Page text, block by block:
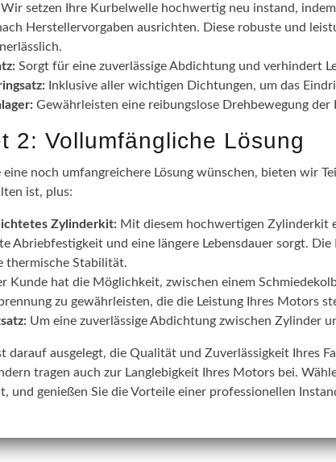
Wir setzen Ihre Kurbelwelle hochwertig neu instand,
Herstellervorgaben ausrichten. Diese robuste und
Sorgt für eine zuverlässige Abdichtung und verhindert
Inklusive aller wichtigen Dichtungen, um das
Gewährleisten eine reibungslose Drehbewegung
2: Vollumfängliche Lösung
eine noch umfangreichere Lösung wünschen, bieten wir
ist, plus:
Zylinderkit: Mit diesem hochwertigen Zylinderkit
Abriebfestigkeit und eine längere Lebensdauer sorgt.
thermische Stabilität.
Kunde hat die Möglichkeit, zwischen einem
zu gewährleisten, die die Leistung Ihres Motors
Um eine zuverlässige Abdichtung zwischen Zylinder
darauf ausgelegt, die Qualität und Zuverlässigkeit Ihres
tragen auch zur Langlebigkeit Ihres Motors bei.
und genießen Sie die Vorteile einer professionellen